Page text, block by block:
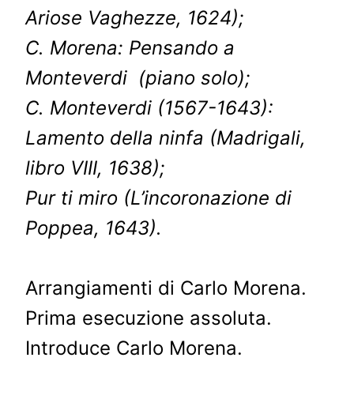
Ariose Vaghezze, 1624);
C. Morena: Pensando a
Monteverdi (piano solo);
C. Monteverdi (1567-1643):
Lamento della ninfa (Madrigali,
libro VIII, 1638);
Pur ti miro (L’incoronazione di
Poppea, 1643).
Arrangiamenti di Carlo Morena.
Prima esecuzione assoluta.
Introduce Carlo Morena.